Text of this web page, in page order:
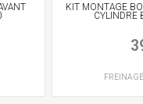
KIT MONTAGE
CYLINDRE
FREINAGE